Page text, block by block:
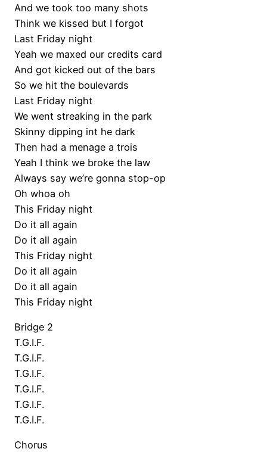
And we took too many shots
Think we kissed but I forgot
Last Friday night
Yeah we maxed our credits card
And got kicked out of the bars
So we hit the boulevards
Last Friday night
We went streaking in the park
Skinny dipping int he dark
Then had a menage a trois
Yeah I think we broke the law
Always say we’re gonna stop-op
Oh whoa oh
This Friday night
Do it all again
Do it all again
This Friday night
Do it all again
Do it all again
This Friday night
Bridge 2
T.G.I.F.
T.G.I.F.
T.G.I.F.
T.G.I.F.
T.G.I.F.
T.G.I.F.
Chorus